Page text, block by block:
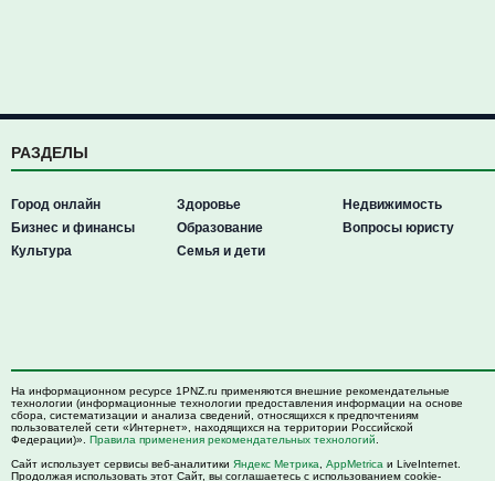
РАЗДЕЛЫ
Город онлайн
Бизнес и финансы
Культура
Здоровье
Образование
Семья и дети
Недвижимость
Вопросы юристу
На информационном ресурсе 1PNZ.ru применяются внешние рекомендательные
технологии (информационные технологии предоставления информации на основе
сбора, систематизации и анализа сведений, относящихся к предпочтениям
пользователей сети «Интернет», находящихся на территории Российской
Федерации)». Правила применения рекомендательных технологий
Сайт использует сервисы веб-аналитики Яндекс Метрика AppMetrica и LiveInternet.
Продолжая использовать этот Сайт, вы соглашаетесь с использованием cookie-